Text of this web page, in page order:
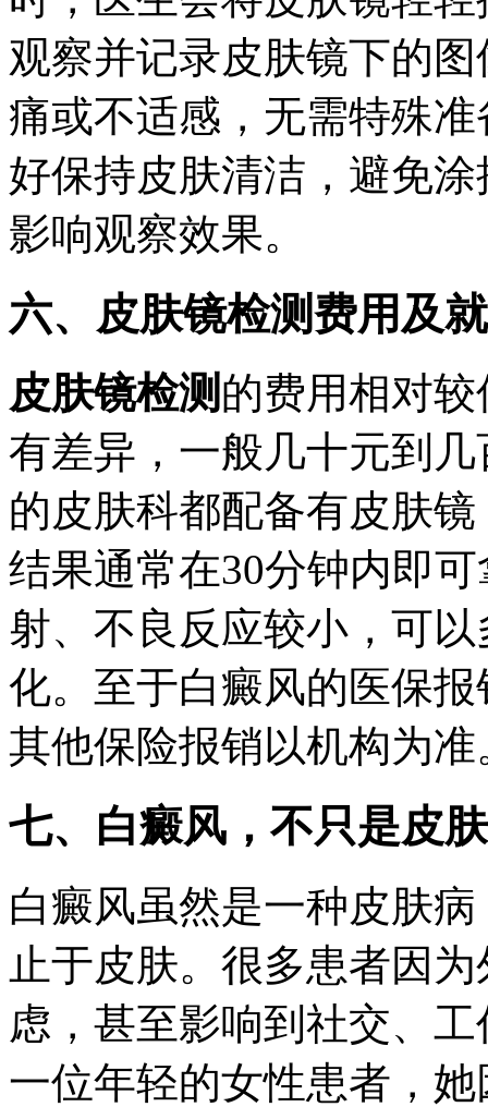
观察并记录皮肤镜下的
痛或不适感，无需特殊
好保持皮肤清洁，避免
影响观察效果。
六、皮肤镜检测费用及
皮肤镜检测 的费用相对
有差异，一般几十元到
的皮肤科都配备有皮肤
结果通常在30分钟内即
射、不良反应较小，可
化。至于白癜风的医保
其他保险报销以机构为准
七、白癜风，不只是皮
白癜风虽然是一种皮肤
止于皮肤。很多患者因
虑，甚至影响到社交、
一位年轻的女性患者，